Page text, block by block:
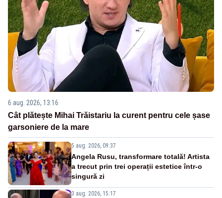
6 aug. 2026, 13:16
Cât plătește Mihai Trăistariu la curent pentru cele șase
garsoniere de la mare
5 aug. 2026, 09:37
Angela Rusu, transformare totală! Artista
a trecut prin trei operații estetice într-o
singură zi
3 aug. 2026, 15:17